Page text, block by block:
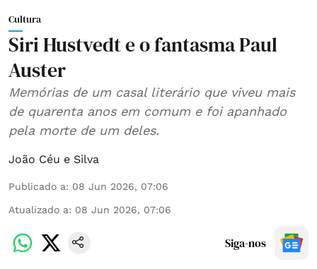
Cultura
Siri Hustvedt e o fantasma Paul
Auster
Memórias de um casal literário que viveu mais
de quarenta anos em comum e foi apanhado
pela morte de um deles.
João Céu e Silva
Publicado a: 08 Jun 2026, 07:06
Atualizado a: 08 Jun 2026, 07:06
Siga-nos